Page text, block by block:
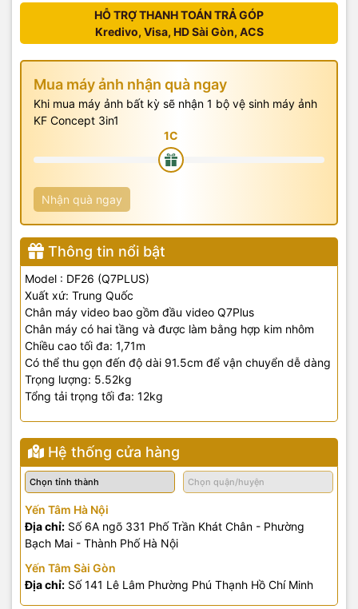
HỖ TRỢ THANH TOÁN TRẢ GÓP
Kredivo, Visa, HD Sài Gòn, ACS
Mua máy ảnh nhận quà ngay
Khi mua máy ảnh bất kỳ sẽ nhận 1 bộ vệ sinh máy ảnh
KF Concept 3in1
Nhận quà ngay
Thông tin nổi bật
Model : DF26 (Q7PLUS)
Xuất xứ: Trung Quốc
Chân máy video bao gồm đầu video Q7Plus
Chân máy có hai tầng và được làm bằng hợp kim nhôm
Chiều cao tối đa: 1,71m
Có thể thu gọn đến độ dài 91.5cm để vận chuyển dễ dàng
Trọng lượng: 5.52kg
Tổng tải trọng tối đa: 12kg
Hệ thống cửa hàng
Yến Tâm Hà Nội
Địa chỉ: Số 6A ngõ 331 Phố Trần Khát Chân - Phường
Bạch Mai - Thành Phố Hà Nội
Yến Tâm Sài Gòn
Địa chỉ: Số 141 Lê Lâm Phường Phú Thạnh Hồ Chí Minh